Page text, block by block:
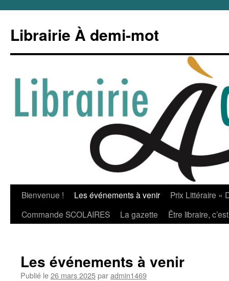
contenu
Librairie À demi-mot
Bienvenue ! Les événements à venir
Prix Littéraire «
Commande SCOLAIRES
La gazette Être libraire,
Les événements à venir
Publié le26 mars 2025paradmin1469